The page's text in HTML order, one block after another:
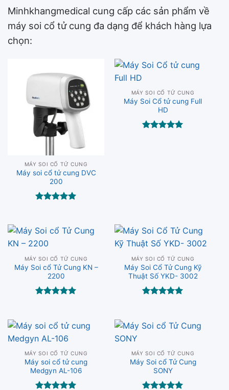
Minhkhangmedical cung cấp các sản phẩm về
máy soi cổ tử cung đa dạng để khách hàng lựa
chọn:
MÁY SOI CỔ TỬ CUNG
Máy soi cổ tử cung DVC
200
MÁY SOI CỔ TỬ CUNG
Máy Soi Cổ tử cung Full
HD
MÁY SOI CỔ TỬ CUNG
Máy Soi cổ Tử Cung KN –
2200
MÁY SOI CỔ TỬ CUNG
Máy Soi Cổ Tử Cung Kỹ
Thuật Số YKD- 3002
MÁY SOI CỔ TỬ CUNG
Máy soi cổ tử cung
Medgyn AL-106
MÁY SOI CỔ TỬ CUNG
Máy Soi cổ Tử Cung
SONY